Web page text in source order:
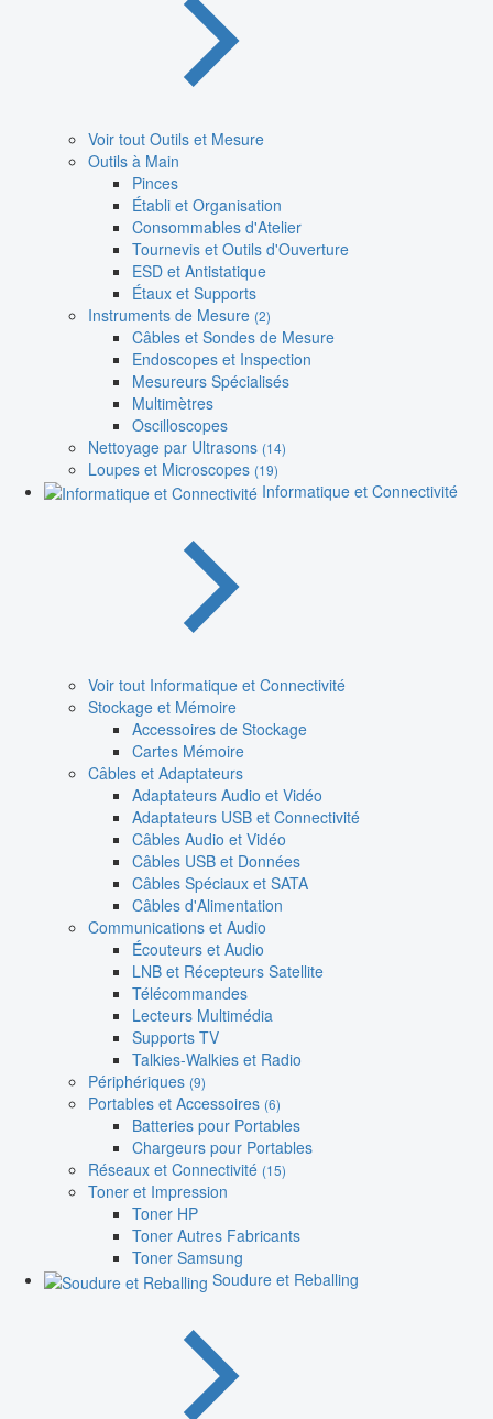
Voir tout Outils et Mesure
Outils à Main
Pinces
Établi et Organisation
Consommables d'Atelier
Tournevis et Outils d'Ouverture
ESD et Antistatique
Étaux et Supports
Instruments de Mesure (2)
Câbles et Sondes de Mesure
Endoscopes et Inspection
Mesureurs Spécialisés
Multimètres
Oscilloscopes
Nettoyage par Ultrasons (14)
Loupes et Microscopes (19)
Informatique et Connectivité
Voir tout Informatique et Connectivité
Stockage et Mémoire
Accessoires de Stockage
Cartes Mémoire
Câbles et Adaptateurs
Adaptateurs Audio et Vidéo
Adaptateurs USB et Connectivité
Câbles Audio et Vidéo
Câbles USB et Données
Câbles Spéciaux et SATA
Câbles d'Alimentation
Communications et Audio
Écouteurs et Audio
LNB et Récepteurs Satellite
Télécommandes
Lecteurs Multimédia
Supports TV
Talkies-Walkies et Radio
Périphériques (9)
Portables et Accessoires (6)
Batteries pour Portables
Chargeurs pour Portables
Réseaux et Connectivité (15)
Toner et Impression
Toner HP
Toner Autres Fabricants
Toner Samsung
Soudure et Reballing